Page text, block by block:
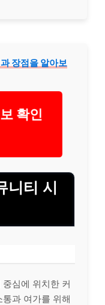
장점을 알아보
확인
니티 시
심에 위치한 커
과 여가를 위해